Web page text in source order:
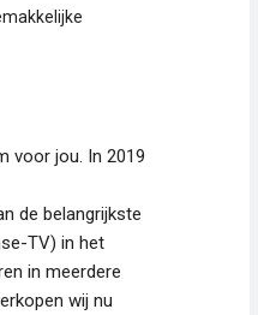
voor jou. In 2019
de belangrijkste
TV) in het
in meerdere
wij nu